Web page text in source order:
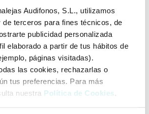
Audifonos, S.L., utilizamos
terceros para fines técnicos, de
publicidad personalizada
elaborado a partir de tus hábitos de
páginas visitadas).
las cookies, rechazarlas o
tus preferencias. Para más
nuestra Política de Cookies .